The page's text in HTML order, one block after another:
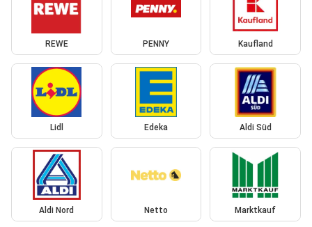
REWE PENNY Kaufland
Lidl Edeka Aldi Süd
Aldi Nord Netto Marktkauf